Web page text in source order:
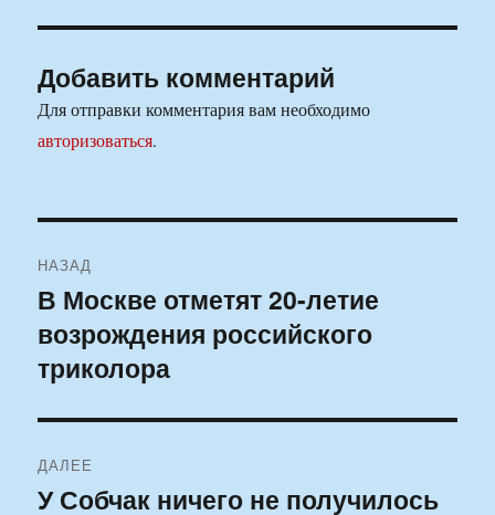
Добавить комментарий
Для отправки комментария вам необходимо
авторизоваться.
по
записям
НАЗАД
Предыдущая
запись:
В Москве отметят 20-летие
возрождения российского
триколора
ДАЛЕЕ
Следующая
У Собчак ничего не получилось